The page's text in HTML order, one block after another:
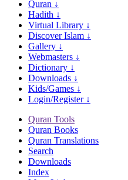
Quran ↓
Hadith ↓
Virtual Library ↓
Discover Islam ↓
Gallery ↓
Webmasters ↓
Dictionary ↓
Downloads ↓
Kids/Games ↓
Login/Register ↓
Quran Tools
Quran Books
Quran Translations
Search
Downloads
Index